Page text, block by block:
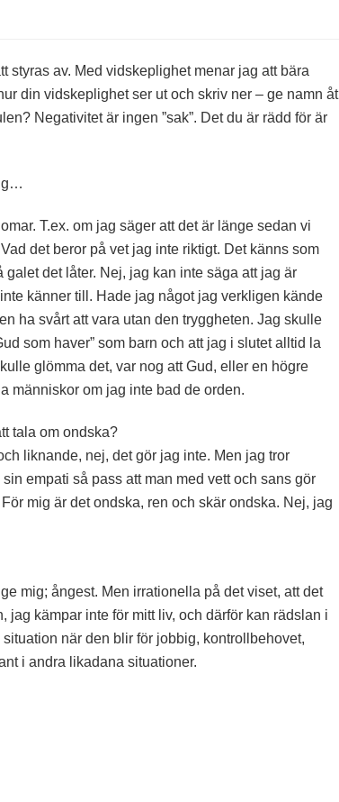
styras av. Med vidskeplighet menar jag att bära
din vidskeplighet ser ut och skriv ner – ge namn åt
Negativitet är ingen ”sak”. Det du är rädd för är
T.ex. om jag säger att det är länge sedan vi
det beror på vet jag inte riktigt. Det känns som
det låter. Nej, jag kan inte säga att jag är
känner till. Hade jag något jag verkligen kände
ha svårt att vara utan den tryggheten. Jag skulle
som haver” som barn och att jag i slutet alltid la
glömma det, var nog att Gud, eller en högre
människor om jag inte bad de orden.
tala om ondska?
liknande, nej, det gör jag inte. Men jag tror
empati så pass att man med vett och sans gör
mig är det ondska, ren och skär ondska. Nej, jag
mig; ångest. Men irrationella på det viset, att det
kämpar inte för mitt liv, och därför kan rädslan i
när den blir för jobbig, kontrollbehovet,
i andra likadana situationer.